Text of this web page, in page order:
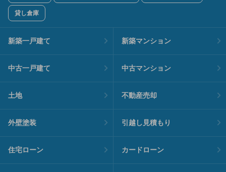
貸し倉庫
新築一戸建て 新築マンション
中古一戸建て 中古マンション
土地 不動産売却
外壁塗装 引越し見積もり
住宅ローン カードローン